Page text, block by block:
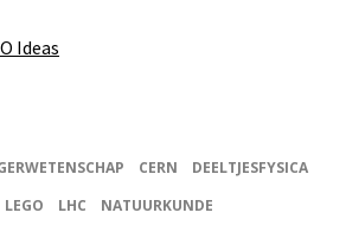
Ideas
CERN
DEELTJESFYSICA
LEGO LHC
NATUURKUNDE